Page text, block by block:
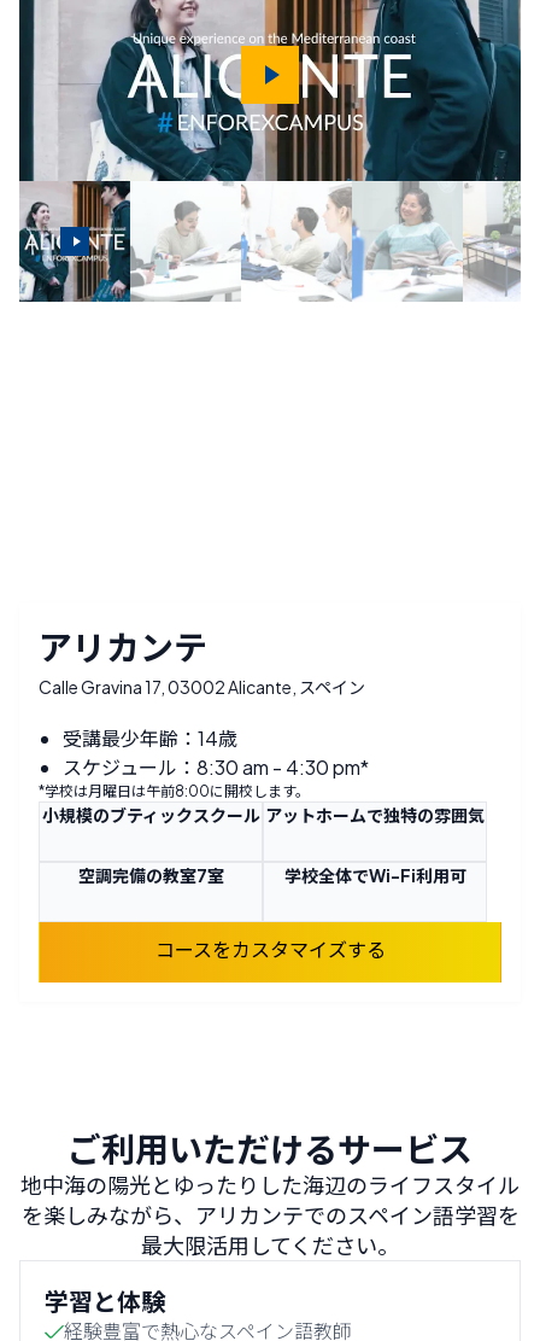
アリカンテ
Calle Gravina 17, 03002 Alicante, スペイン
受講最少年齢：14歳
スケジュール：8:30 am - 4:30 pm*
*学校は月曜日は午前8:00に開校します。
小規模のブティックスクール アットホームで独特の雰囲気
空調完備の教室7室 学校全体でWi-Fi利用可
コースをカスタマイズする
ご利用いただけるサービス
地中海の陽光とゆったりした海辺のライフスタイル
を楽しみながら、アリカンテでのスペイン語学習を
最大限活用してください。
学習と体験
経験豊富で熱心なスペイン語教師